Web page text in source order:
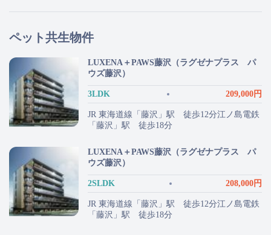
ペット共生物件
LUXENA＋PAWS藤沢（ラグゼナプラス パ
ウズ藤沢）
3LDK 209,000円
JR 東海道線「藤沢」駅 徒歩12分江ノ島電鉄
「藤沢」駅 徒歩18分
LUXENA＋PAWS藤沢（ラグゼナプラス パ
ウズ藤沢）
2SLDK 208,000円
JR 東海道線「藤沢」駅 徒歩12分江ノ島電鉄
「藤沢」駅 徒歩18分